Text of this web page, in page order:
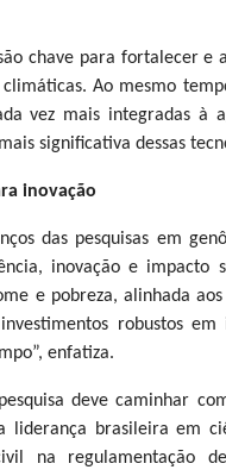
chave para fortalecer
Ao mesmo
vez mais integradas
significativa dessas
inovação
das pesquisas em
inovação e impacto
e pobreza, alinhada
robustos
enfatiza.
deve caminhar
liderança brasileira em
na regulamentação